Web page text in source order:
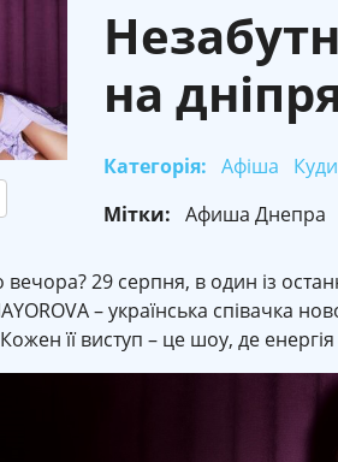
на
Категорія: Афіша
Мітки: Афиша Днепра
29 серпня, в один із
– українська співачка
її виступ – це шоу, де енергія